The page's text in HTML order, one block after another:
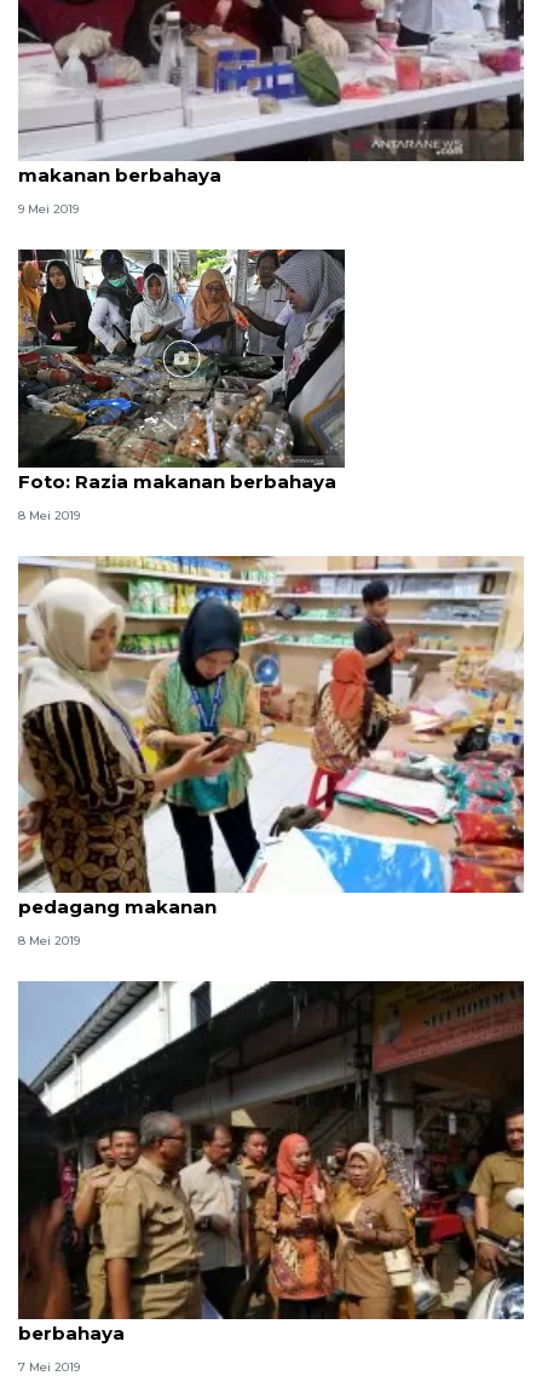
POM Banyumas sidak takjil mengandung zat
makanan berbahaya
9 Mei 2019
Foto
Foto: Razia makanan berbahaya
8 Mei 2019
Disperindag Tangerang gandeng Loka POM pantau
pedagang makanan
8 Mei 2019
POM Tangerang temukan takjil mengandung zat
berbahaya
7 Mei 2019